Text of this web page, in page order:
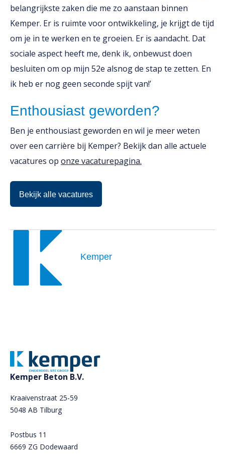
belangrijkste zaken die me zo aanstaan binnen
Kemper. Er is ruimte voor ontwikkeling, je krijgt de tijd
om je in te werken en te groeien. Er is aandacht. Dat
sociale aspect heeft me, denk ik, onbewust doen
besluiten om op mijn 52e alsnog de stap te zetten. En
ik heb er nog geen seconde spijt van!’
Enthousiast geworden?
Ben je enthousiast geworden en wil je meer weten
over een carrière bij Kemper? Bekijk dan alle actuele
vacatures op onze vacaturepagina.
Bekijk alle vacatures
Kemper
Kemper Beton B.V.
Kraaivenstraat 25-59
5048 AB Tilburg
Postbus 11
6669 ZG Dodewaard